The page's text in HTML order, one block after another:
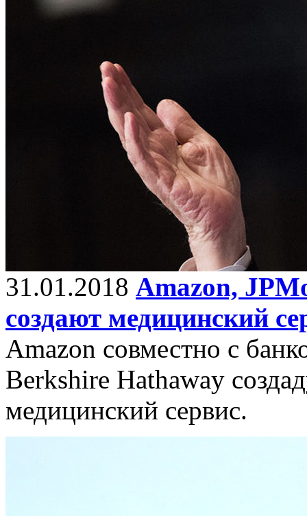
31.01.2018 Amazon,
создают медицинский
Amazon совместно с
Berkshire Hathaway
медицинский сервис.